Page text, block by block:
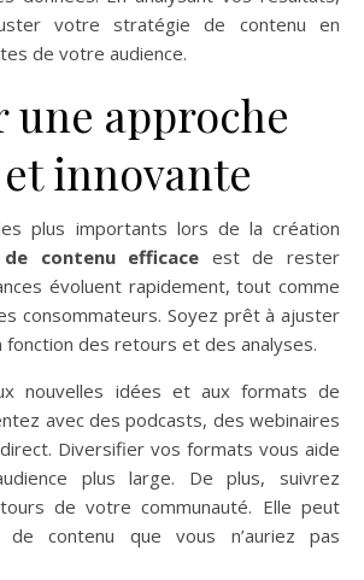
votre stratégie de contenu en
de votre audience.
une approche
innovante
plus importants lors de la création
contenu efficace est de rester
évoluent rapidement, tout comme
consommateurs. Soyez prêt à ajuster
des retours et des analyses.
nouvelles idées et aux formats de
avec des podcasts, des webinaires
Diversifier vos formats vous aide
plus large. De plus, suivrez
de votre communauté. Elle peut
contenu que vous n’auriez pas